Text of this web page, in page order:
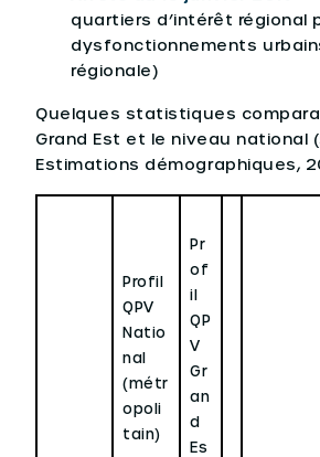
quartiers d’intérêt régional
dysfonctionnements
régionale)
Quelques statistiques
Grand Est et le niveau national
Estimations démographiques,
Profil
QPV
Natio
nal
(métr
opoli
tain)
Pr
of
il
QP
V
Gr
an
d
Es